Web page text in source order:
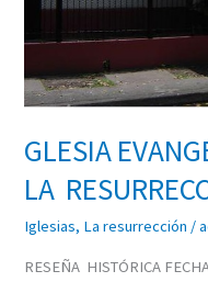
GLESIA
LA
Iglesias, La resurrección /
RESEÑA HISTÓRICA